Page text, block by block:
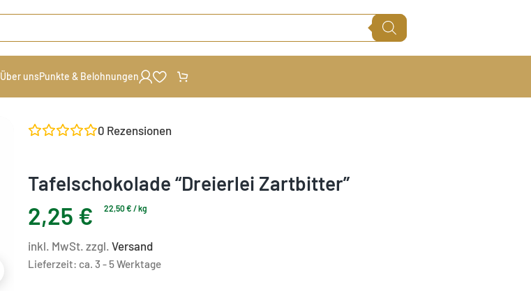
Über unsPunkte & Belohnungen
0 Rezensionen
Tafelschokolade “Dreierlei Zartbitter”
2,25 € 22,50€ /kg
inkl. MwSt. zzgl. Versand
Lieferzeit: ca. 3 - 5 Werktage